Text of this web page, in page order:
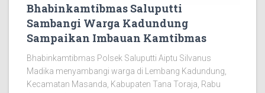
Bhabinkamtibmas Saluputti
Sambangi Warga Kadundung
Sampaikan Imbauan Kamtibmas
Bhabinkamtibmas Polsek Saluputti Aiptu Silvanus
Madika menyambangi warga di Lembang Kadundung,
Kecamatan Masanda, Kabupaten Tana Toraja, Rabu